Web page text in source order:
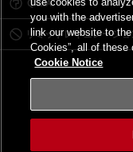
Ｑ＆Ａ
リミットレギュレーショ
you with the
link our website to
Cookies”, all of
Cookie Notice